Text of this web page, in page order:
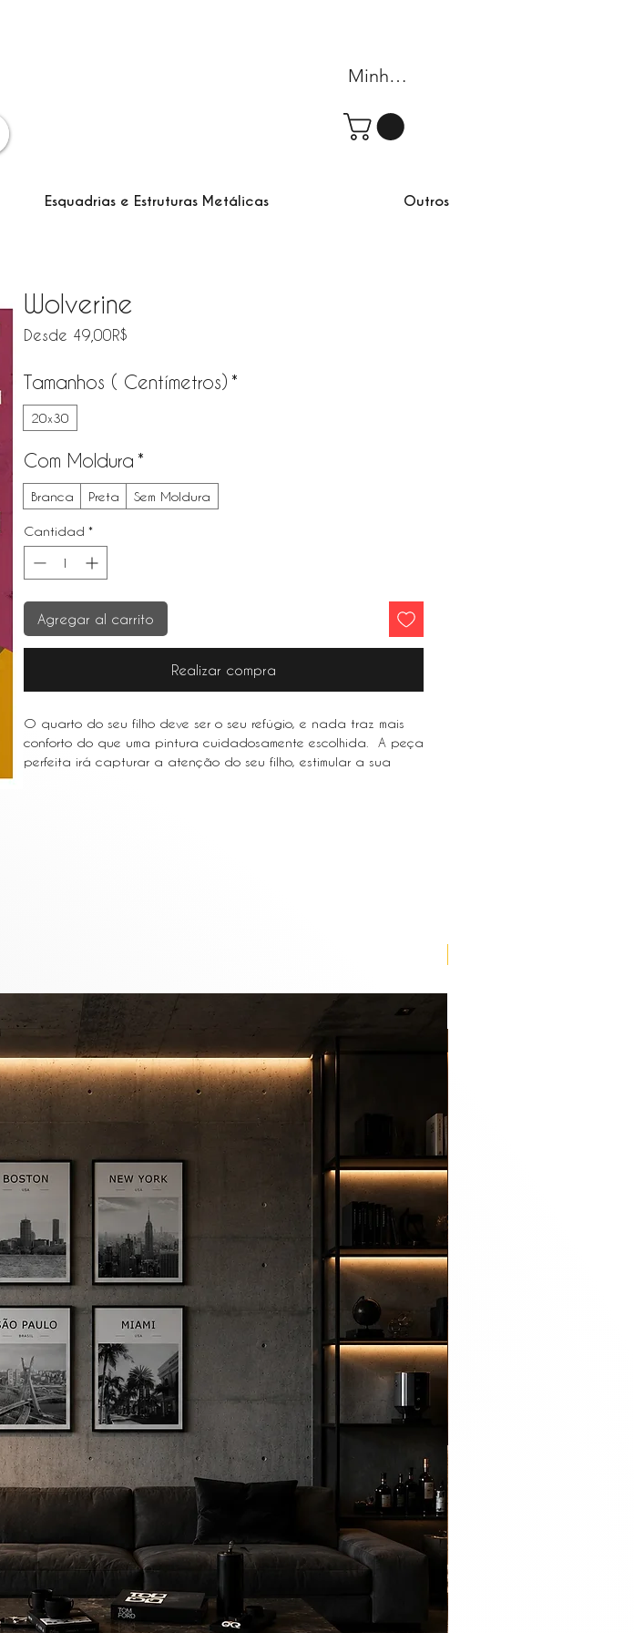
Minha conta
Esquadrias e Estruturas Metálicas Outros
Wolverine
Desde 49,00R$Precio de oferta
Tamanhos ( Centímetros) *
20x30
Com Moldura *
Branca Preta Sem Moldura
Cantidad *
Agregar al carrito
Realizar compra
O quarto do seu filho deve ser o seu refúgio, e nada traz mais
conforto do que uma pintura cuidadosamente escolhida. A peça
perfeita irá capturar a atenção do seu filho, estimular a sua